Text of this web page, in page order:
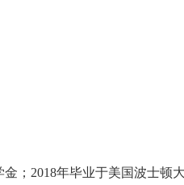
； 2018年毕业于美国波士顿